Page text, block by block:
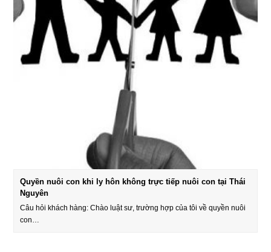
Quyền nuôi con khi ly hôn không trực tiếp nuôi con tại Thái
Nguyên
Câu hỏi khách hàng: Chào luật sư, trường hợp của tôi về quyền nuôi
con…